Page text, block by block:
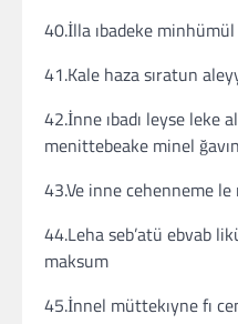
40.İlla ıbadeke
41.Kale haza sıratun
42.İnne ıbadı leyse leke
menittebeake minel ğavın
43.Ve inne cehenneme le
44.Leha seb’atü ebvab
maksum
45.İnnel müttekıyne fı